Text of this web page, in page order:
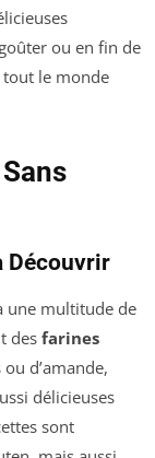
ou en fin de
le monde
Découvrir
une multitude de
des farines
d’amande,
délicieuses
sont